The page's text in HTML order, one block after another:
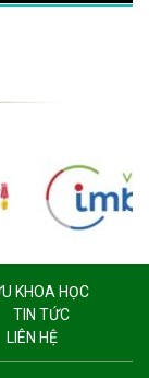
KHOA HỌC
TIN TỨC
LIÊN HỆ